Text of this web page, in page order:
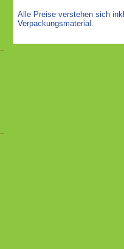
Alle Preise verstehen sich
Verpackungsmaterial.